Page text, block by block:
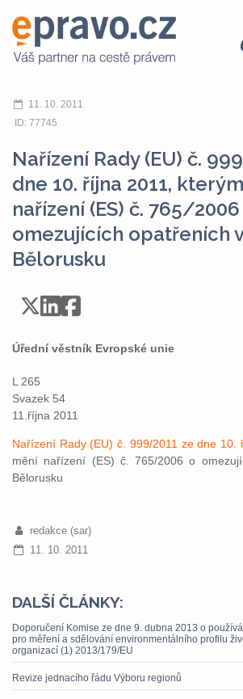
11. 10. 2011
ID: 77745
Nařízení Rady (EU) č.
dne 10. října 2011,
nařízení (ES) č. 765/
omezujících opatřeních
Bělorusku
Úřední věstník Evropské unie
L 265
Svazek 54
11.října 2011
Nařízení Rady (EU) č. 999/2011 ze dne 10.
mění nařízení (ES) č. 765/2006 o
Bělorusku
redakce (sar)
11. 10. 2011
DALŠÍ ČLÁNKY:
Doporučení Komise ze dne 9. dubna 2013 o
pro měření a sdělování environmentálního profilu
organizací (1) 2013/179/EU
Revize jednacího řádu Výboru regionů